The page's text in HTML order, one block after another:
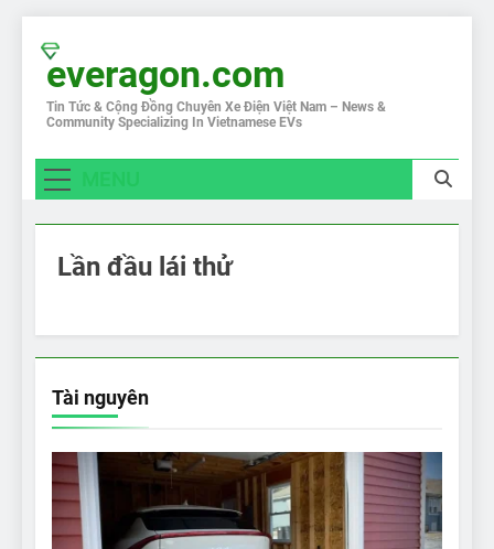
content
everagon.com
Tin Tức & Cộng Đồng Chuyên Xe Điện Việt Nam – News &
Community Specializing In Vietnamese EVs
Tài nguyên
Lần đầu lái thử